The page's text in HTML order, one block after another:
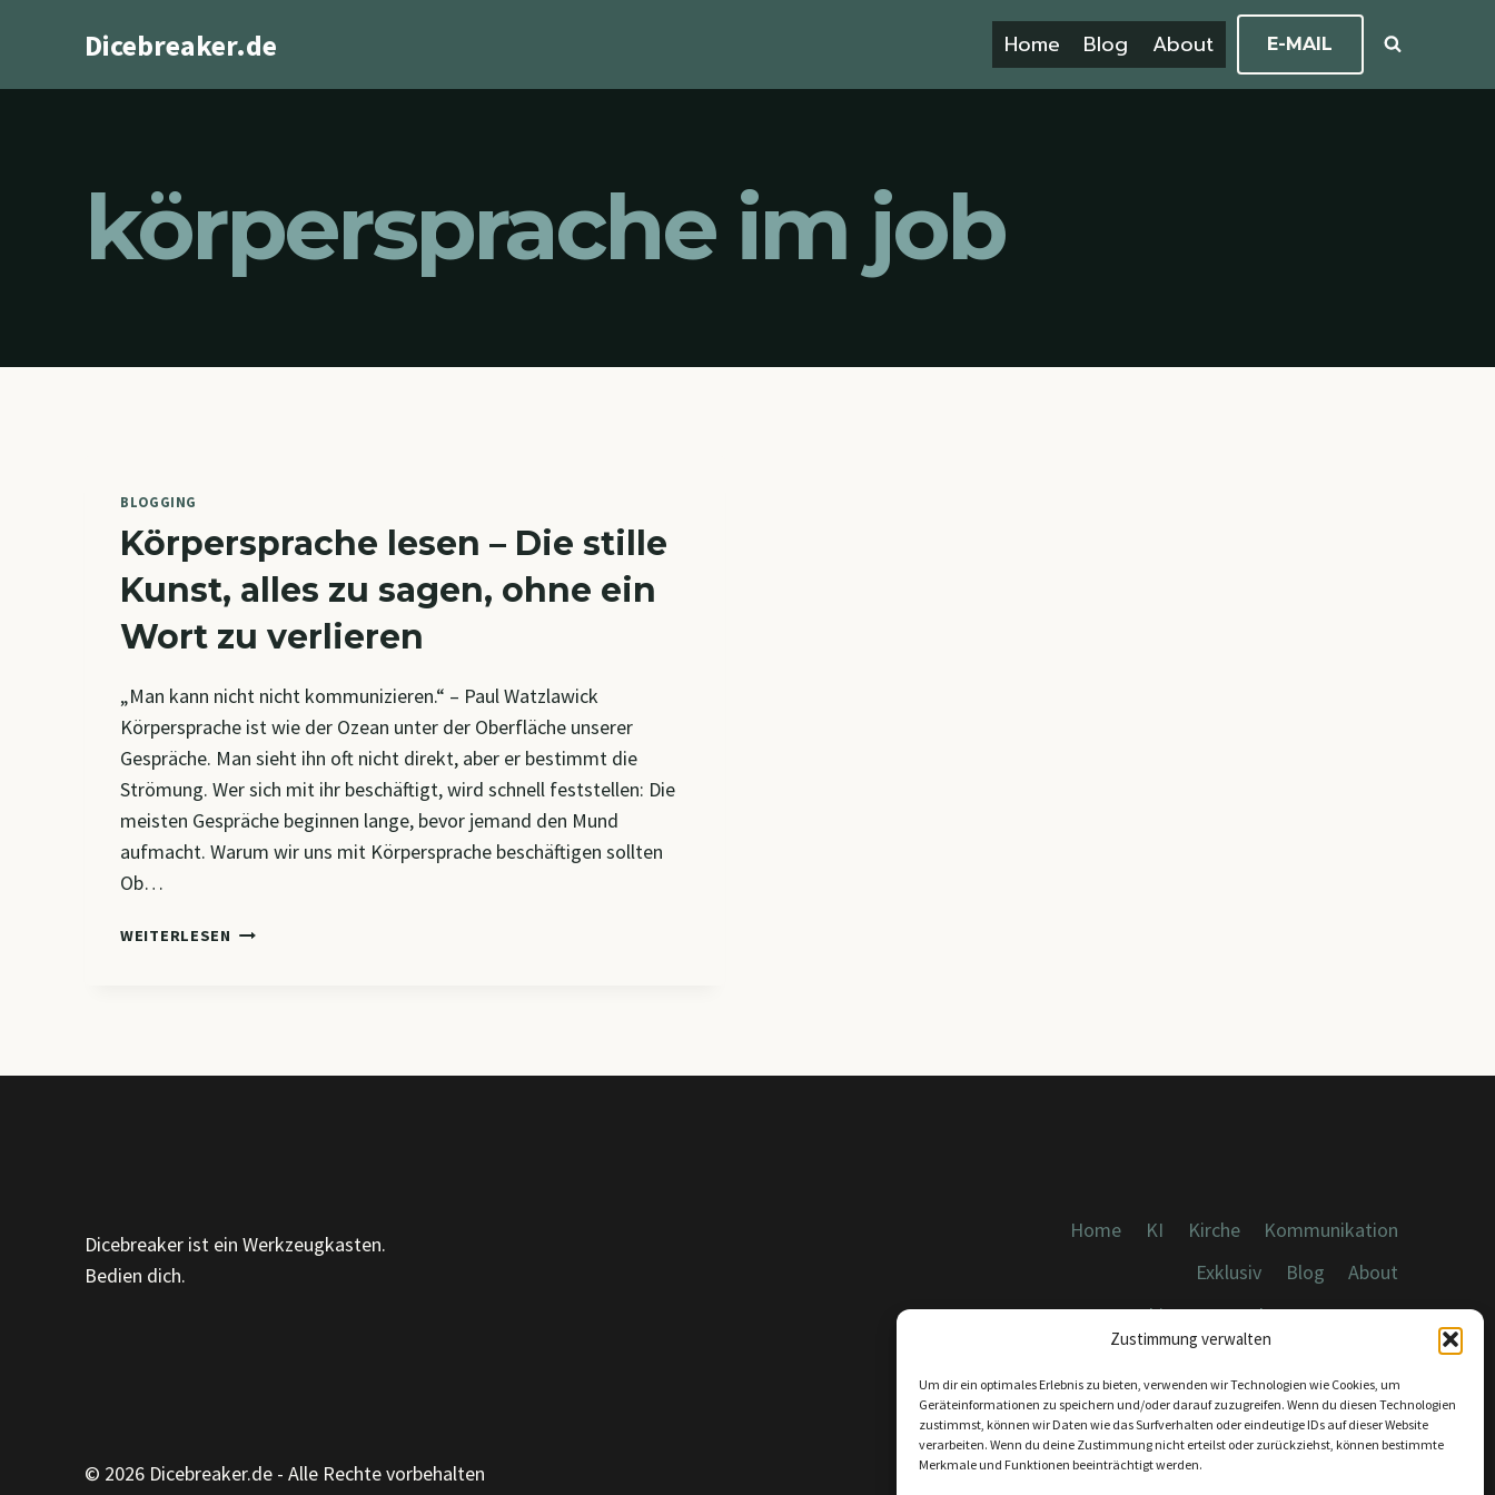
Zustimmung verwalten
Um dir ein optimales Erlebnis zu bieten, verwenden wir Technologien wie Cookies, um
Geräteinformationen zu speichern und/oder darauf zuzugreifen. Wenn du diesen Technologien
zustimmst, können wir Daten wie das Surfverhalten oder eindeutige IDs auf dieser Website
verarbeiten. Wenn du deine Zustimmung nicht erteilst oder zurückziehst, können bestimmte
Merkmale und Funktionen beeinträchtigt werden.
Dicebreaker.de Home Blog About E-MAIL
körpersprache im job
BLOGGING
Körpersprache lesen – Die stille
Kunst, alles zu sagen, ohne ein
Wort zu verlieren
„Man kann nicht nicht kommunizieren.“ – Paul Watzlawick
Körpersprache ist wie der Ozean unter der Oberfläche unserer
Gespräche. Man sieht ihn oft nicht direkt, aber er bestimmt die
Strömung. Wer sich mit ihr beschäftigt, wird schnell feststellen: Die
meisten Gespräche beginnen lange, bevor jemand den Mund
aufmacht. Warum wir uns mit Körpersprache beschäftigen sollten
Ob…
WEITERLESEN KÖRPERSPRACHE
ZU
VERLIEREN
Dicebreaker ist ein Werkzeugkasten.
Bedien dich.
Home KI Kirche
Kommunikation
Exklusiv
Blog
About
Cookies, Datenschutz, Impressum
© 2026 Dicebreaker.de - Alle Rechte vorbehalten
KONTAKT: